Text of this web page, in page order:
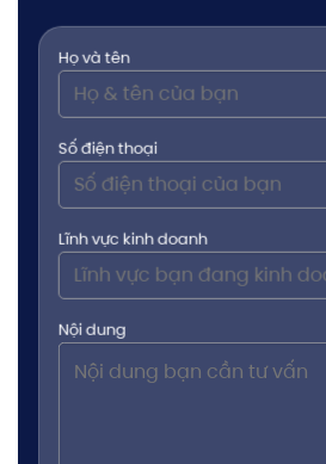
Họ và tên
Số điện thoại
Lĩnh vực kinh doanh
Nội dung